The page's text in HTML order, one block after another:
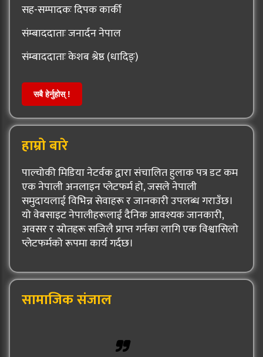
सह-सम्पादकः दिपक कार्की
संम्बाददाताः जनार्दन नेपाल
संम्बाददाताः केशब श्रेष्ठ (धादिङ्)
सबै हेर्नुहोस् !
हाम्रो बारे
पाल्चोकी मिडिया नेटर्वक द्वारा संचालित हुलाक पत्र डट कम
एक नेपाली अनलाइन प्लेटफर्म हो, जसले नेपाली
समुदायलाई विभिन्न सेवाहरू र जानकारी उपलब्ध गराउँछ।
यो वेबसाइट नेपालीहरूलाई दैनिक आवश्यक जानकारी,
अवसर र स्रोतहरू सजिलै प्राप्त गर्नका लागि एक विश्वासिलो
प्लेटफर्मको रूपमा कार्य गर्दछ।
सामाजिक संजाल